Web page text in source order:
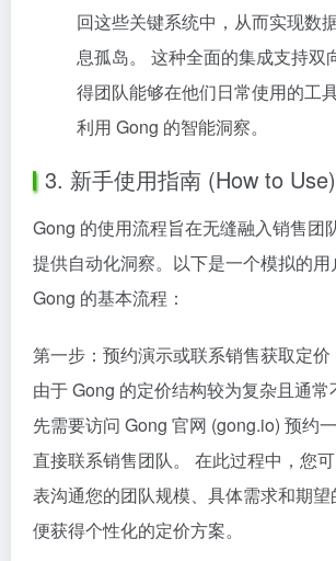
回这些关键系统中，从而实现数
息孤岛。 这种全面的集成支持双
得团队能够在他们日常使用的工
利用 Gong 的智能洞察。
3. 新手使用指南 (How to Use)
Gong 的使用流程旨在无缝融入销售团
提供自动化洞察。以下是一个模拟的
Gong 的基本流程：
第一步：预约演示或联系销售获取定价
由于 Gong 的定价结构较为复杂且通
先需要访问 Gong 官网 (gong.io) 预约
直接联系销售团队。 在此过程中，您
表沟通您的团队规模、具体需求和期
便获得个性化的定价方案。